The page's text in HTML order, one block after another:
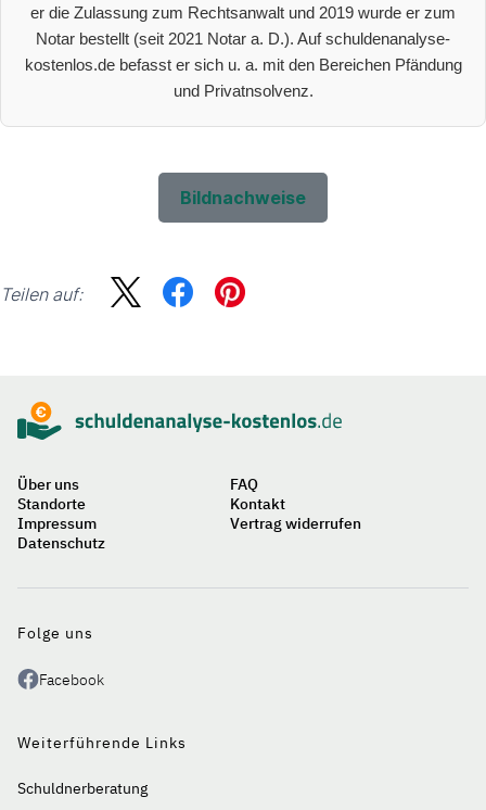
er die Zulassung zum Rechtsanwalt und 2019 wurde er zum
Notar bestellt (seit 2021 Notar a. D.). Auf schuldenanalyse-
kostenlos.de befasst er sich u. a. mit den Bereichen Pfändung
und Privatnsolvenz.
Bildnachweise
Teilen auf:
Über uns
FAQ
Standorte
Kontakt
Impressum
Vertrag widerrufen
Datenschutz
Folge uns
Facebook
Weiterführende Links
Schuldnerberatung